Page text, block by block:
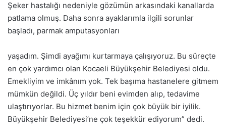
Şeker hastalığı nedeniyle gözümün arkasındaki kanallarda
patlama olmuş. Daha sonra ayaklarımla ilgili sorunlar
başladı, parmak amputasyonları
yaşadım. Şimdi ayağımı kurtarmaya çalışıyoruz. Bu süreçte
en çok yardımcı olan Kocaeli Büyükşehir Belediyesi oldu.
Emekliyim ve imkânım yok. Tek başıma hastanelere gitmem
mümkün değildi. Üç yıldır beni evimden alıp, tedavime
ulaştırıyorlar. Bu hizmet benim için çok büyük bir iyilik.
Büyükşehir Belediyesi’ne çok teşekkür ediyorum” dedi.